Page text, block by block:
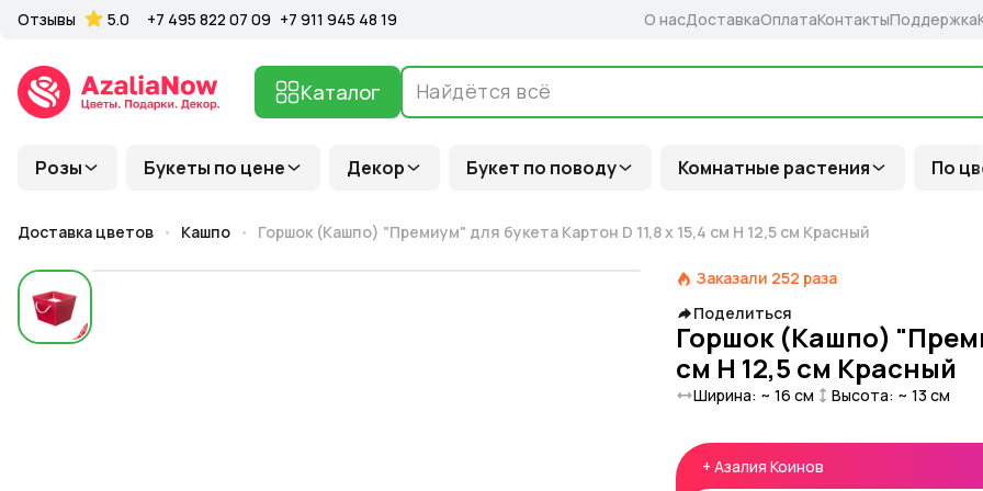
Розы Букеты по цене Декор Букет по поводу Комнатные растения По
Каталог
Отзывы 5.0 +7 495 822 07 09 +7 911 945 48 19 О насДоставкаОплатаКонтактыПоддержка
Доставка цветов Кашпо Горшок (Кашпо) "Премиум" для букета Картон D 11,8 x 15,4 см H 12,5 см Красный
Заказали 252 раза
Поделиться
Горшок (Кашпо)
см H 12,5 см Красный
Ширина: ~ 16 см Высота: ~ 13 см
+ Азалия Коинов